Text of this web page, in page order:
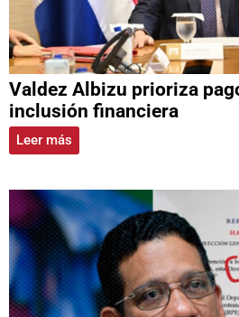
Valdez Albizu prioriza
inclusión financiera
Leer más